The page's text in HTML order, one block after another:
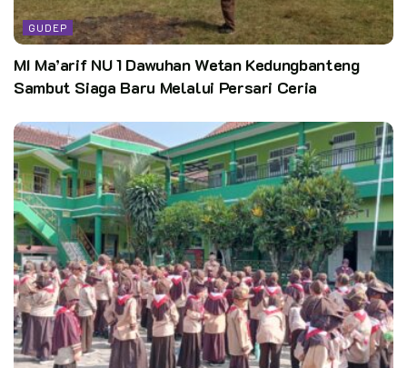
GUDEP
MI Ma’arif NU 1 Dawuhan Wetan Kedungbanteng
Sambut Siaga Baru Melalui Persari Ceria